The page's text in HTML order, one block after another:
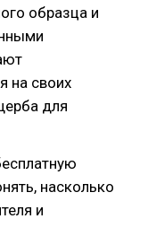
образца и
на своих
для
насколько
и